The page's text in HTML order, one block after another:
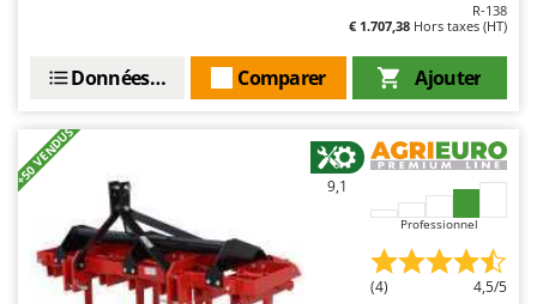
Officine Savioli
Olix
Omas
Ompagrill
Ooni
R-138
€ 1.707,38 Hors taxes (HT)
Ajouter
Comparer
Données techniques
+50 VENDUS 9,1
Professionnel
(4) 4,5/5